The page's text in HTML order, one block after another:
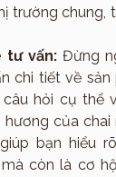
trường chung,
tư vấn: Đừng
chi tiết về sản
hỏi cụ thể
của chai
bạn hiểu
còn là cơ